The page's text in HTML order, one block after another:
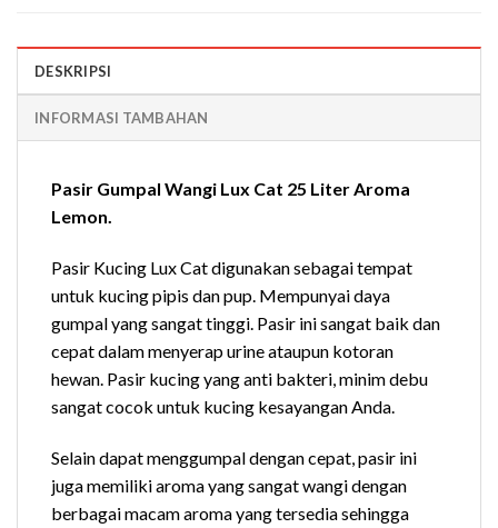
DESKRIPSI
INFORMASI TAMBAHAN
Pasir Gumpal Wangi Lux Cat 25 Liter Aroma
Lemon.
Pasir Kucing Lux Cat digunakan sebagai tempat
untuk kucing pipis dan pup. Mempunyai daya
gumpal yang sangat tinggi. Pasir ini sangat baik dan
cepat dalam menyerap urine ataupun kotoran
hewan. Pasir kucing yang anti bakteri, minim debu
sangat cocok untuk kucing kesayangan Anda.
Selain dapat menggumpal dengan cepat, pasir ini
juga memiliki aroma yang sangat wangi dengan
berbagai macam aroma yang tersedia sehingga